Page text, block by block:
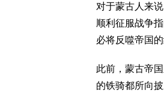
对于蒙古人来
顺利征服战争
必将反噬帝国的
此前，蒙古帝
的铁骑都所向